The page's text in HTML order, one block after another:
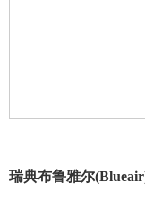
瑞典布鲁雅尔